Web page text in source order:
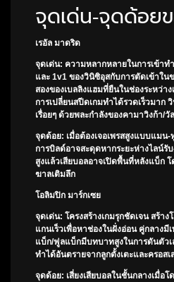
จุดเด่น-จุดด้อย
เรอัล มาดริด
จุดเด่น: ความหลากหลายในการเข้า
และ 1v1 ของวินิซิอุสกับการตัดเข้าใน
สองของเบลลิงแฮมที่ยืนในช่องระหว่า
การเปลี่ยนสปีดเกมทำได้รวดเร็วมาก
เรื่อยๆ ด้วยพละกำลังของคามาวิงก้า/วัล
จุดด้อย: เมื่อต้องเจอเพรสสูงแบบแมน
การบิลด์อาจสะดุดหากระยะห่างไลน์รั
สูงแล้วเสียบอลอาจเปิดพื้นที่หลังแบ็ก
ฆาลเติมลึก
โอลิมปิก มาร์กเซย
จุดเด่น: โครงสร้างเกมรุกชัดเจน สร้า
แกนเร็วเพื่อหาช่องในฝั่งอ่อน คู่กลาง
แบ็ก/ฟูลแบ็กมีบทบาทสูงในการดันตัว
ทำได้อันตรายจากลูกตั้งเตะและครอสเ
จุดด้อย: เสี่ยงเสียบอลในชั้นกลางเมื่อ